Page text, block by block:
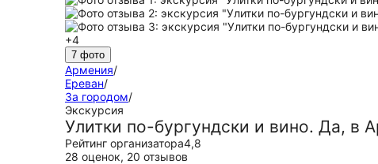
+4
7 фото
Армения/
Ереван/
За городом/
Экскурсия
Улитки по-бургундски и вино. Да, в
Рейтинг организатора4,8
28 оценок, 20 отзывов